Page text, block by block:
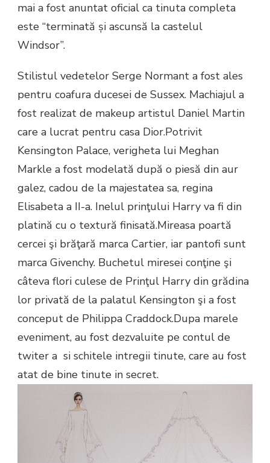
mai a fost anuntat oficial ca tinuta completa
este “terminată și ascunsă la castelul
Windsor”.
Stilistul vedetelor Serge Normant a fost ales
pentru coafura ducesei de Sussex. Machiajul a
fost realizat de makeup artistul Daniel Martin
care a lucrat pentru casa Dior.Potrivit
Kensington Palace, verigheta lui Meghan
Markle a fost modelată după o piesă din aur
galez, cadou de la majestatea sa, regina
Elisabeta a II-a. Inelul prinţului Harry va fi din
platină cu o textură finisată.Mireasa poartă
cercei şi brăţară marca Cartier, iar pantofi sunt
marca Givenchy. Buchetul miresei conţine şi
câteva flori culese de Prinţul Harry din grădina
lor privată de la palatul Kensington şi a fost
conceput de Philippa Craddock.Dupa marele
eveniment, au fost dezvaluite pe contul de
twiter a si schitele intregii tinute, care au fost
atat de bine tinute in secret.